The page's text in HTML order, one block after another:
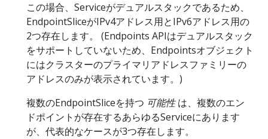
この場合、Serviceがデュアルスタックであるため、
EndpointSliceがIPv4アドレス用とIPv6アドレス用の
2つ存在します。 (Endpoints APIはデュアルスタック
をサポートしていないため、Endpointsオブジェクト
にはクラスターのプライマリアドレスファミリーの
アドレスのみが表示されています。)
複数のEndpointSliceを持つ 可能性は、複数のエン
ドポイントが存在するあらゆるServiceにあります
が、代表的なケースが3つ存在します。